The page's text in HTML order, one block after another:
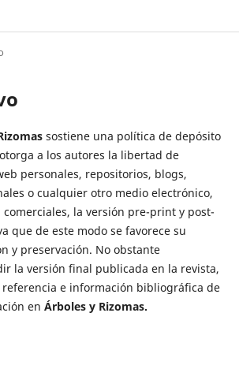
sostiene una política de depósito
a los autores la libertad de
personales, repositorios, blogs,
o cualquier otro medio electrónico,
comerciales, la versión pre-print y post-
que de este modo se favorece su
y preservación. No obstante
la versión final publicada en la revista,
e información bibliográfica de
en Árboles y Rizomas.